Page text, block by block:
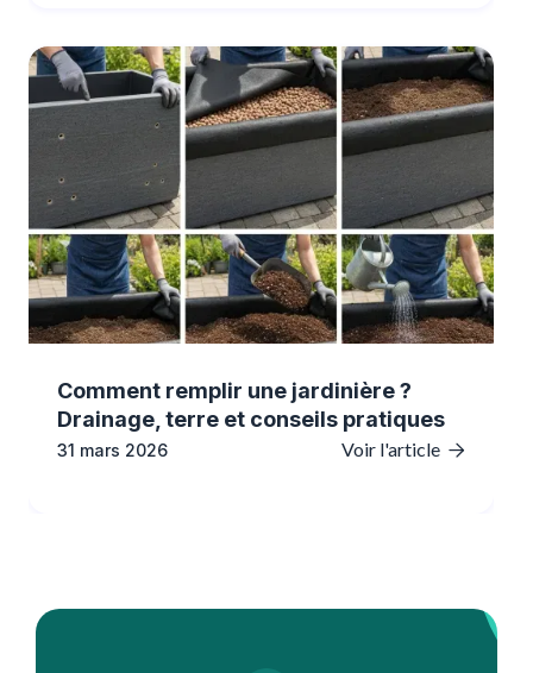
Comment remplir une jardinière ?
Drainage, terre et conseils pratiques
31 mars 2026 Voir l'article 